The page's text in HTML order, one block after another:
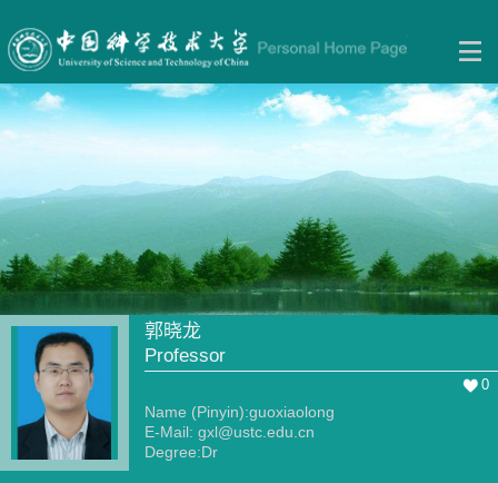
郭晓龙
Professor
0
Name (Pinyin):guoxiaolong
E-Mail: gxl@ustc.edu.cn
Degree:Dr